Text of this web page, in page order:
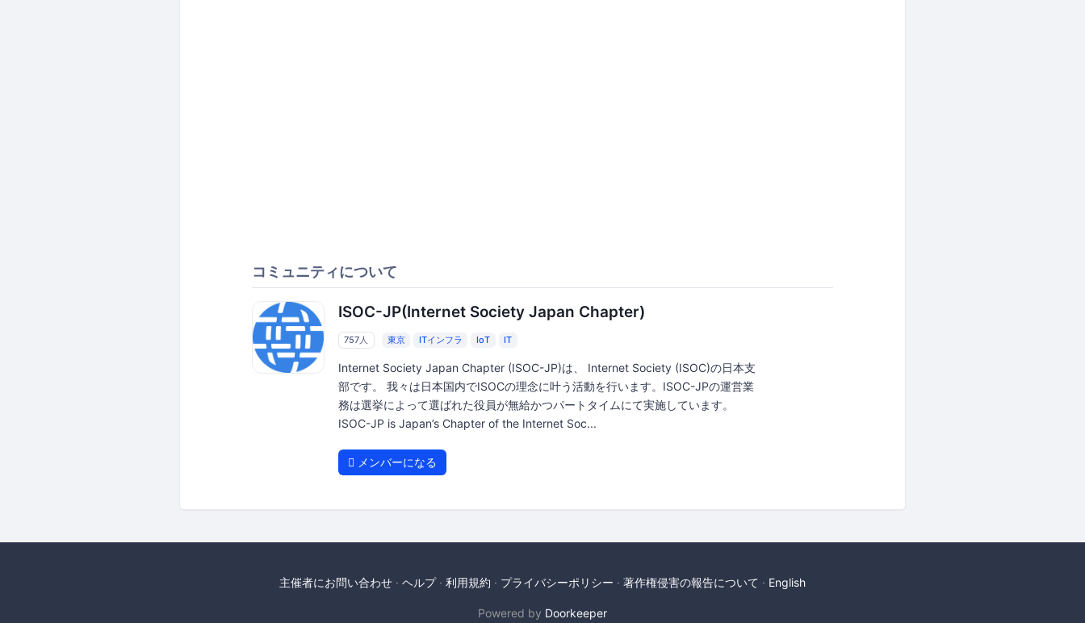
コミュニティについて
ISOC-JP(Internet Society Japan Chapter)
757人 東京 ITインフラ IoT IT
Internet Society Japan Chapter (ISOC-JP)は、 Internet Society (ISOC)の日本支
部です。 我々は日本国内でISOCの理念に叶う活動を行います。ISOC-JPの運営業
務は選挙によって選ばれた役員が無給かつパートタイムにて実施しています。
ISOC-JP is Japan’s Chapter of the Internet Soc...
メンバーになる
主催者にお問い合わせ ヘルプ 利用規約 プライバシーポリシー 著作権侵害の報告について English
Powered by Doorkeeper